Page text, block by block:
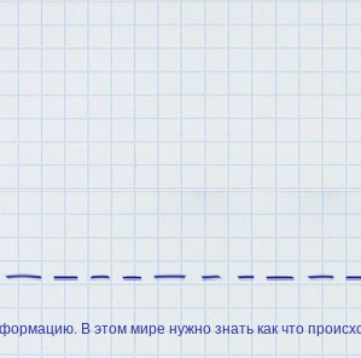
В этом мире нужно знать как что